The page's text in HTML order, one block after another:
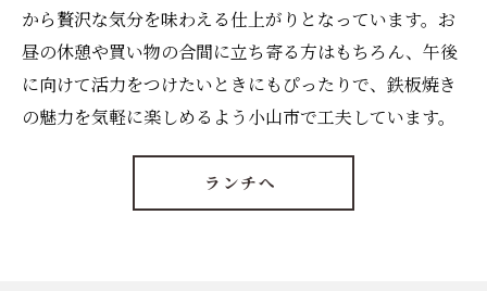
から贅沢な気分を味わえる仕上がりとなっています。お
昼の休憩や買い物の合間に立ち寄る方はもちろん、午後
に向けて活力をつけたいときにもぴったりで、鉄板焼き
の魅力を気軽に楽しめるよう小山市で工夫しています。
ランチへ